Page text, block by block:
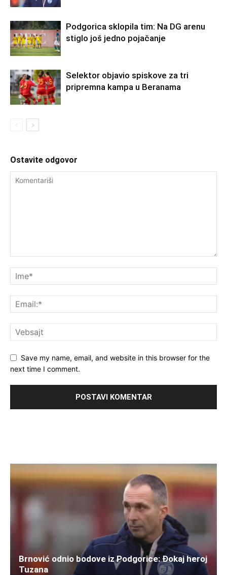
Podgorica sklopila tim: Na DG arenu
stiglo još jedno pojačanje
Selektor objavio spiskove za tri
pripremna kampa u Beranama
Ostavite odgovor
Save my name, email, and website in this browser for the
next time I comment.
Brnović odnio bodove iz Podgorice: Đokaj heroj
Tuzana